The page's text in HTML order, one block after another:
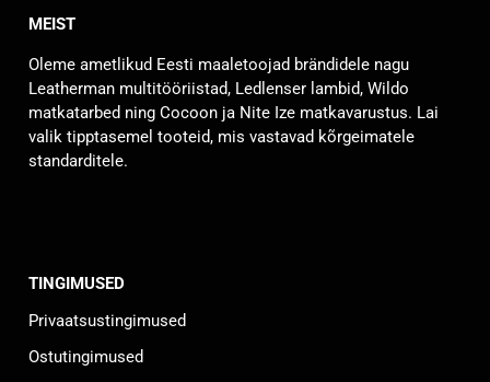
MEIST
Oleme ametlikud Eesti maaletoojad brändidele nagu
Leatherman multitööriistad, Ledlenser lambid, Wildo
matkatarbed ning Cocoon ja Nite Ize matkavarustus. Lai
valik tipptasemel tooteid, mis vastavad kõrgeimatele
standarditele.
TINGIMUSED
Privaatsustingimused
Ostutingimused